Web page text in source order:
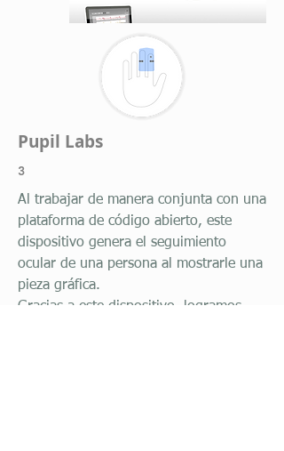
Pupil Labs
3
Al trabajar de manera conjunta con una
plataforma de código abierto, este
dispositivo genera el seguimiento
ocular de una persona al mostrarle una
pieza gráfica.
Gracias a este dispositivo, logramos